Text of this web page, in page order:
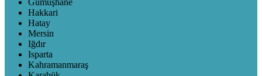
Gümüşhane
Hakkari
Hatay
Mersin
Iğdır
Isparta
Kahramanmaraş